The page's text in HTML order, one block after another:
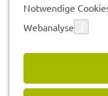
Notwendige
Webanalyse